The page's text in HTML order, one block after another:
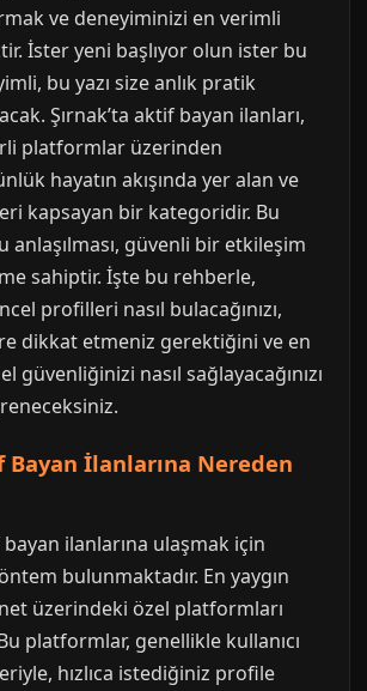
ve deneyiminizi en verimli
İster yeni başlıyor olun ister bu
bu yazı size anlık pratik
Şırnak’ta aktif bayan ilanları,
platformlar üzerinden
hayatın akışında yer alan ve
kapsayan bir kategoridir. Bu
anlaşılması, güvenli bir etkileşim
sahiptir. İşte bu rehberle,
profilleri nasıl bulacağınızı,
dikkat etmeniz gerektiğini ve en
güvenliğinizi nasıl sağlayacağınızı
Bayan İlanlarına Nereden
bayan ilanlarına ulaşmak için
bulunmaktadır. En yaygın
üzerindeki özel platformları
platformlar, genellikle kullanıcı
hızlıca istediğiniz profile